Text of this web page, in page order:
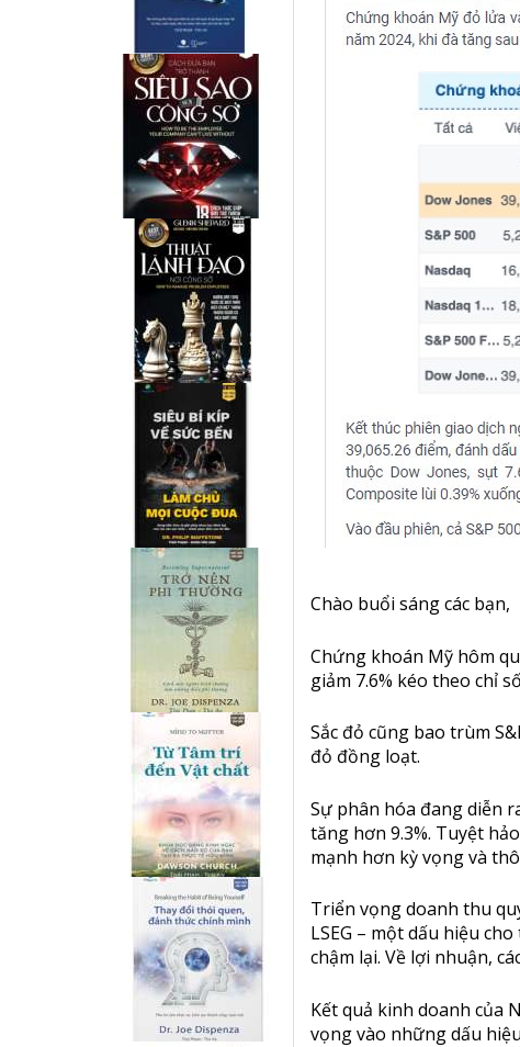
Chào buổi sáng các bạn,
Chứng khoán Mỹ hôm
giảm 7.6% kéo theo chỉ
Sắc đỏ cũng bao trùm
đỏ đồng loạt.
Sự phân hóa đang diễn
tăng hơn 9.3%. Tuyệt
mạnh hơn kỳ vọng và
Triển vọng doanh thu
LSEG – một dấu hiệu
chậm lại. Về lợi nhuận,
Kết quả kinh doanh của
vọng vào những dấu